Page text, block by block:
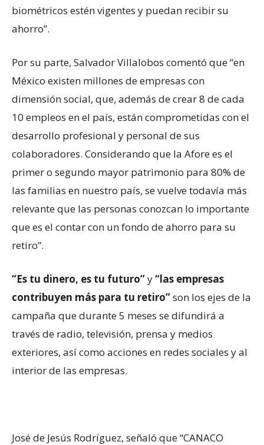
biométricos estén vigentes y puedan recibir su
ahorro”.
Por su parte, Salvador Villalobos comentó que “en
México existen millones de empresas con
dimensión social, que, además de crear 8 de cada
10 empleos en el país, están comprometidas con el
desarrollo profesional y personal de sus
colaboradores. Considerando que la Afore es el
primer o segundo mayor patrimonio para 80% de
las familias en nuestro país, se vuelve todavía más
relevante que las personas conozcan lo importante
que es el contar con un fondo de ahorro para su
retiro”.
“Es tu dinero, es tu futuro”y“las empresas
contribuyen más para tu retiro”son los ejes de la
campaña que durante 5 meses se difundirá a
través de radio, televisión, prensa y medios
exteriores, así como acciones en redes sociales y al
interior de las empresas.
José de Jesús Rodríguez, señaló que “CANACO